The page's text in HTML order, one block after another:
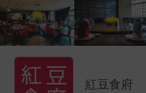
紅豆食府